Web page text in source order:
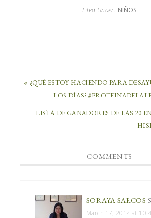
Filed Under: NIÑOS
« ¿QUÉ ESTOY HACIENDO PARA
LOS DÍAS?
LISTA DE GANADORES DE LAS 20
COMMENTS
SORAYA SARCOS
March 17, 2014 at